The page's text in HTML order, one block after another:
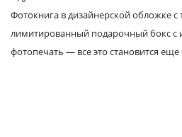
Фотокнига в дизайнерской обложке с
лимитированный подарочный бокс с
фотопечать — все это становится